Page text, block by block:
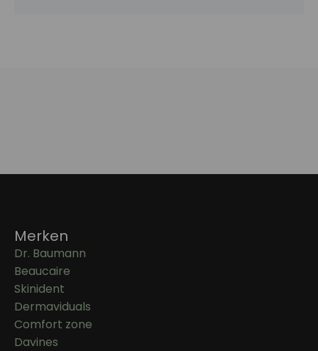
Merken
Dr. Baumann
Beaucaire
Skinident
Dermaviduals
Comfort zone
Davines